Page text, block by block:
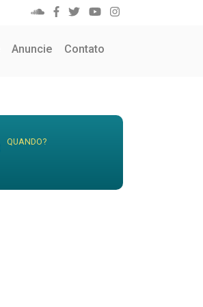
Anuncie Contato
QUANDO?